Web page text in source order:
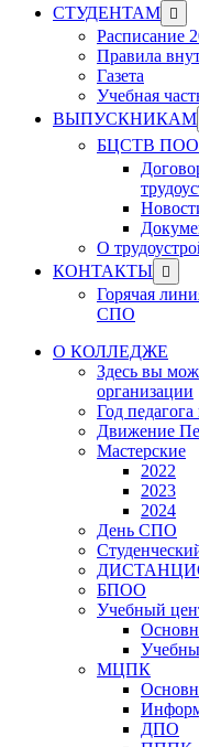
СТУДЕНТАМ Show
sub
Расписание
Правила
Газета
Учебная
ВЫПУСКНИКАМ
БЦСТВ
О
КОНТАКТЫ Show
sub
menu
Горячая
СПО
О КОЛЛЕДЖЕ
Здесь вы
организации
Год
Движение
Мастерские
2022
2023
2024
День СПО
БПОО
Учебный
МЦПК
ДПО